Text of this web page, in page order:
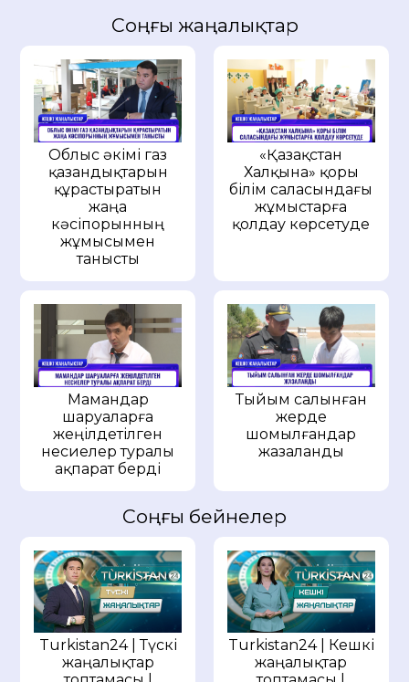
Соңғы жаңалықтар
Облыс әкімі газ
қазандықтарын
құрастыратын
жаңа
кәсіпорынның
жұмысымен
танысты
«Қазақстан
Халқына» қоры
білім саласындағы
жұмыстарға
қолдау көрсетуде
Мамандар
шаруаларға
жеңілдетілген
несиелер туралы
ақпарат берді
Тыйым салынған
жерде
шомылғандар
жазаланды
Соңғы бейнелер
Turkistan24 | Түскі
жаңалықтар
Turkistan24 | Кешкі
жаңалықтар